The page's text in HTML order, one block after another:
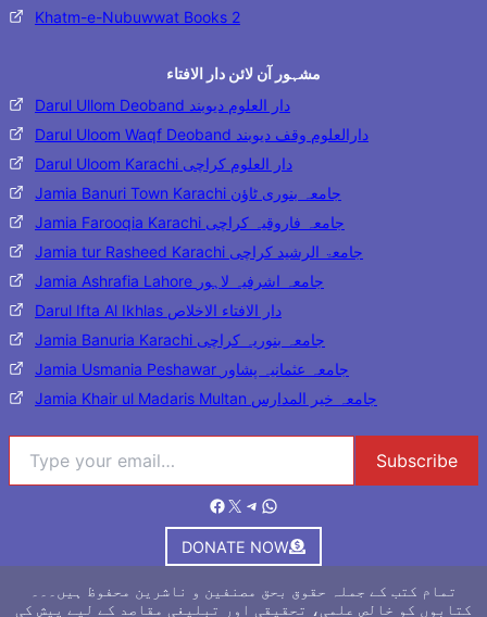
Khatm-e-Nubuwwat Books 2
مشہور آن لائن دار الافتاء
Darul Ullom Deoband دار العلوم دیوبند
Darul Uloom Waqf Deoband دارالعلوم وقف دیوبند
Darul Uloom Karachi دار العلوم کراچی
Jamia Banuri Town Karachi جامعہ بنوری ٹاؤن
Jamia Farooqia Karachi جامعہ فاروقیہ کراچی
Jamia tur Rasheed Karachi جامعۃ الرشید کراچی
Jamia Ashrafia Lahore جامعہ اشرفیہ لاہور
Darul Ifta Al Ikhlas دار الافتاء الاخلاص
Jamia Banuria Karachi جامعہ بنوریہ کراچی
Jamia Usmania Peshawar جامعہ عثمانیہ پشاور
Jamia Khair ul Madaris Multan جامعہ خیر المدارس
Type your email…
Subscribe
Facebook
X Telegram
WhatsApp
DONATE NOW
تمام کتب کے جملہ حقوق بحق مصنفین و ناشرین محفوظ ہیں۔۔۔
کتابوں کو خالص علمی، تحقیقی اور تبلیغی مقاصد کے لیے پیش کی